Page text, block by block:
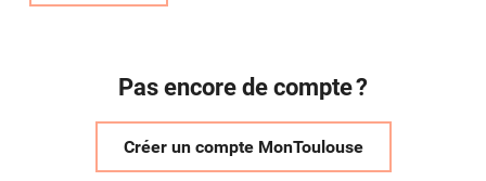
Pas encore de compte ?
Créer un compte MonToulouse